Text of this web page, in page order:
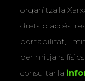
organitza la
drets d’accés,
portabilitat,
per mitjans
consultar la